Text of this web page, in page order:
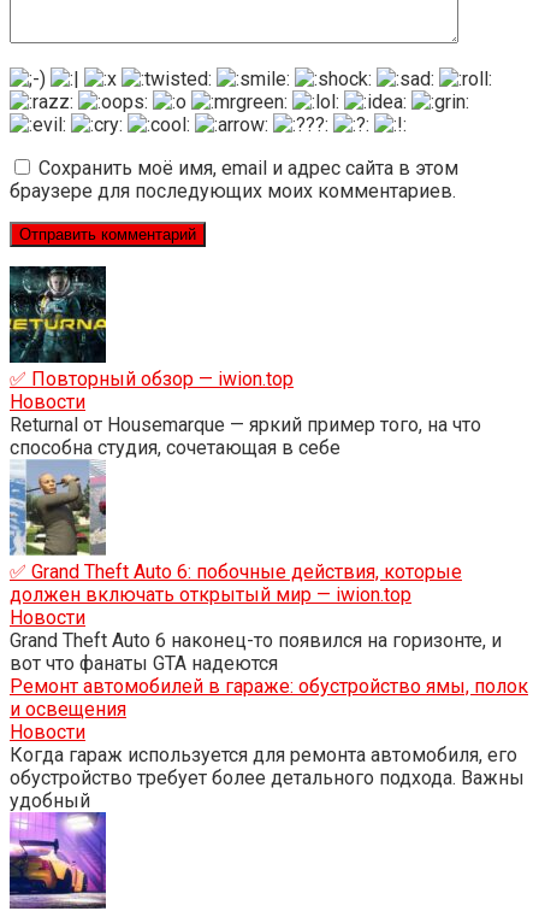
Сохранить моё имя, email и адрес сайта в этом
браузере для последующих моих комментариев.
✅ Повторный обзор — iwion.top
Новости
Returnal от Housemarque — яркий пример того, на что
способна студия, сочетающая в себе
✅ Grand Theft Auto 6: побочные действия, которые
должен включать открытый мир — iwion.top
Новости
Grand Theft Auto 6 наконец-то появился на горизонте, и
вот что фанаты GTA надеются
Ремонт автомобилей в гараже: обустройство ямы, полок
и освещения
Новости
Когда гараж используется для ремонта автомобиля, его
обустройство требует более детального подхода. Важны
удобный